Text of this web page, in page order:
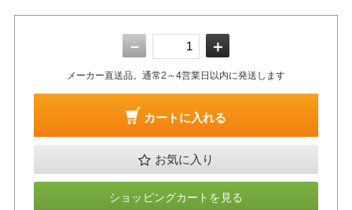
－ ＋
メーカー直送品。通常2～4営業日以内に発送します
カートに入れる
お気に入り
ショッピングカートを見る